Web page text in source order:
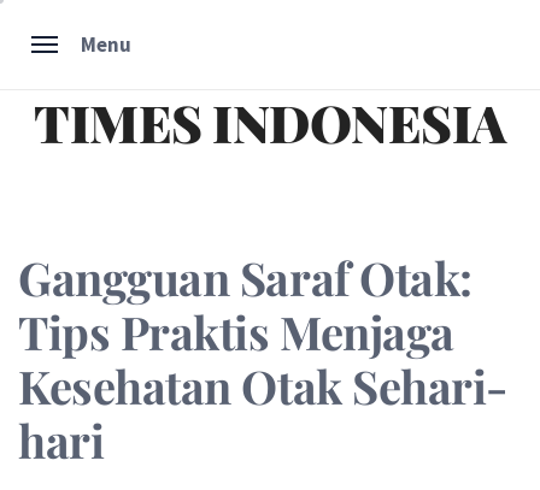
Menu
TIMES INDONESIA
Gangguan Saraf Otak:
Tips Praktis Menjaga
Kesehatan Otak Sehari-
hari